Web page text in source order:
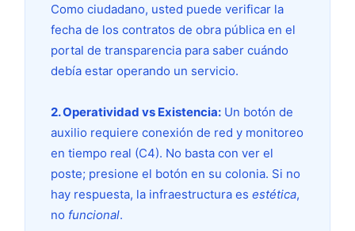
Como ciudadano, usted puede verificar la
fecha de los contratos de obra pública en el
portal de transparencia para saber cuándo
debía estar operando un servicio.
2. Operatividad vs Existencia: Un botón de
auxilio requiere conexión de red y monitoreo
en tiempo real (C4). No basta con ver el
poste; presione el botón en su colonia. Si no
hay respuesta, la infraestructura es estética,
no funcional.